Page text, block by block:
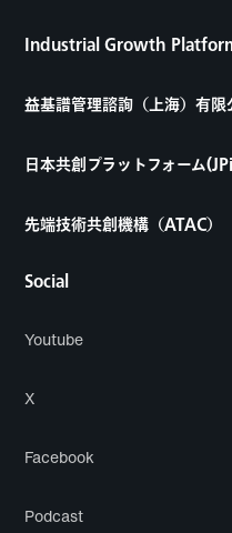
Social
Youtube
X
Facebook
Podcast
Industrial Growth Platform
益基譜管理諮詢（上海）有限
日本共創プラットフォーム
先端技術共創機構（ATAC）